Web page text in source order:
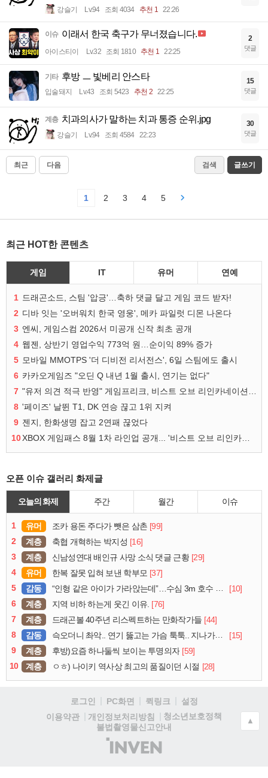
강슬기 Lv.94 조회 4034 추천 1 22:26
이슈 이래서 한국 축구가 무너졌습니다.
아이스티이 Lv.32 조회 1810 추천 1 22:25
2
댓글
기타 후방 ㅡ 빛베리 안스타
입술돼지 Lv.43 조회 5423 추천 2 22:25
15
댓글
계층 치과의사가 말하는 치과 통증 순위.jpg
강슬기 Lv.94 조회 4584 22:23
30
댓글
최근 다음 검색 글쓰기
1 2 3 4 5
최근 HOT한 콘텐츠
게임 IT 유머 연예
1 드래곤소드, 스팀 '압긍'…축하 댓글 달고 게임 코드 받자!
2 디바 잇는 '오버워치 한국 영웅', 메카 파일럿 디몬 나온다
3 엔씨, 게임스컴 2026서 미공개 신작 최초 공개
4 웹젠, 상반기 영업수익 773억 원…순이익 89% 증가
5 모바일 MMOTPS '더 디비전 리서전스', 6일 스팀에도 출시
6 카카오게임즈 "오딘 Q 내년 1월 출시, 연기는 없다"
7
8 '페이즈' 날뛴 T1, DK 연승 끊고 1위 지켜
9 젠지, 한화생명 잡고 2연패 끊었다
10
오픈 이슈 갤러리 화제글
오늘의 화제 주간 월간 이슈
1 유머 조카 용돈 주다가 뺏은 삼촌 [99]
2
계층 축협 개혁하는 박지성 [16]
3
계층 신남성연대 배인규 사망 소식 댓글 근황 [29]
4
유머 한복 잘못 입혀 보낸 학부모 [37]
5
감동 “인형 같은 아이가 가라앉는데”…수심 3m 호수 뛰어든 60대 의인
[10]
6
계층 지역 비하 하는게 웃긴 이유. [76]
7
계층 드래곤볼 40주년 리스펙트하는 만화작가들 [44]
8
감동 슥오더니 촤악.. 연기 뚫고는 가슴 툭툭.. 지나가던 아재의 정체
[15]
9
계층 후방)요즘 하나둘씩 보이는 투명의자 [59]
10
계층 ㅇㅎ) 나이키 역사상 최고의 품질이던 시절 [28]
로그인 PC화면 퀵링크
설정
이용약관
개인정보처리방침
청소년보호정책
불법촬영물신고안내
(주)
인
▲